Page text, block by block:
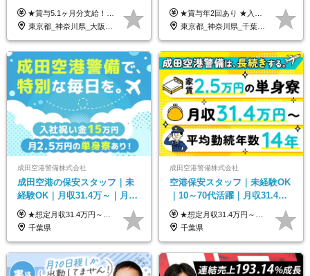
収730万円も可／食事手当あり
／年休120日以上
★賞与5.1ヶ月分支給！ ★入社3年目・30代で年収730万円の先輩も活躍中！ ★入社1年目・20代で月収29万円の実績あり 月給：22.5万円～30.5万円＋各種手当＋賞与年2回＋残業代全額支給 ※経験・能力などを考慮のうえ決定します ※上記月給には食事手当(5000円／月）を含みます ※残業代は分単位で100％支給いたします ※試用期間3ヶ月。その間の給与・待遇に差異はありません 【月収例】 ◆33.5万円／31歳 入社7か月 ◆38.5万円／32歳 入社1年目 ◆48.4万円／44歳 入社12年目 ※経験・能力などを考慮のうえ決定 ※月収・給与例には休日手当も含みます 【手当詳細】 ◆交通費規定支給（上限3万5000円／月） ◆時間外手当全額支給 ◆休日出勤手当 ◆港湾住宅あり（1R・2万円台～） ◆資格取得支援制度：全額負担 ◆地域手当：関東地区1万円／月
東京都_神奈川県_大阪府_愛知県_兵庫県
勤務地で募集中◆ブランクあ
りOK◆室内業務がメイン
★賞与年2回あり ★入社祝い金3万円支給 ★出産祝い金や育児支援金などの手当も充実！ ≪給与モデル≫ 【東京】基本給27万2780円/月給＋時間外手当（25h） 【愛知】基本給25万4990円/月給＋時間外手当（25h） 【大阪】基本給25万4990円/月給＋時間外手当（25h） 【福岡】基本給23万7200円/月給＋時間外手当（25h） -------------- ▽各地の給与は下記をご確認ください！ ■北海道 月給20万円～ ■東北 月給20万円～ ■北関東 埼玉／月給22万5000円～ 茨城・群馬・新潟／月給20万円～ ■南関東 東京・神奈川／月給23万円～ 千葉／月給22万5000円～ 山梨／月給20万円～ ■中部 愛知／月給21万5000円～ 長野・岐阜・三重／月給20万円～ ■関西 大阪／月給21万5000円～ 京都・兵庫／月給21万円～ 滋賀・奈良／月給20万円～ ■中四国 岡山・山口・四国・広島／月給20万円～ ■九州 福岡・鹿児島・長崎／月給20万円～
東京都_神奈川県_千葉県_北海道_福島県_長野県_岐阜県_三重県_京都府_福岡県
成田空港警備株式会社
成田空港の保安スタッフ｜未
経験OK｜月収31.4万～｜月
2.5万の単身寮｜住宅手当&家
族手当｜入社祝い金15万
★想定月収31.4万円～＋賞与年2回（59万円以上） ★入社お祝い金15万円支給 ★水道+光熱費無料の家賃がリーズナブルな社員寮(単身寮)あり！ ★住宅手当&家族手当あり 月給24万5000円以上(基本給21万1000円＋業務別手当35,000円)＋賞与年2回（賞与支給額：59万円以上を想定）＋残業代全額 ※みなし残業なし！残業代は全額支給します。 ※資格手当・深夜手当など、様々な手当をご用意しています。 ※入社お祝い金は１か月経過後、3ヶ月経過後、6ヶ月経過後に各5万円ずつ給与に加算して支給いたします。 ※指定の検定資格をお持ちの方には別途手当を支給します。入社後に取得した場合は給与に加算し支給します。 ・施設警備 1級7,000円 2級4,000円 ・交通誘導 1級7,000円 2級4,000円 ・雑踏警備 1級7,000円 2級4,000円 など
千葉県
成田空港警備株式会社
空港保安スタッフ｜未経験OK
｜10～70代活躍｜月収31.4万
&賞与年2回｜家族・住宅手当
｜光熱費0円の単身寮
★想定月収31.4万円～＋賞与年2回（59万円以上） ★入社お祝い金15万円支給 ★水道+光熱費無料の家賃がリーズナブルな社員寮(単身寮)あり！ 月給24万5000円以上(基本給21万1000円＋業務別手当35,000円)＋賞与年2回（賞与支給額：59万円以上を想定）＋残業代全額 ※みなし残業なし！残業代は全額支給します。 ※資格手当・深夜手当など、様々な手当をご用意しています。 ※入社お祝い金は１か月経過後、3ヶ月経過後、6ヶ月経過後に各5万円ずつ給与に加算して支給いたします。 ※指定の検定資格をお持ちの方には別途手当を支給します。入社後に取得した場合は給与に加算し支給します。 ・施設警備 1級7,000円 2級4,000円 ・交通誘導 1級7,000円 2級4,000円 ・雑踏警備 1級7,000円 2級4,000円 など
千葉県